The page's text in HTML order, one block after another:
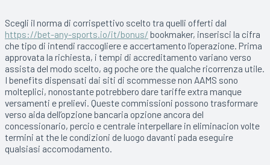
Scegli il norma di corrispettivo scelto tra quelli offerti dal
https://bet-any-sports.io/it/bonus/ bookmaker, inserisci la cifra
che tipo di intendi raccogliere e accertamento l’operazione. Prima
approvata la richiesta, i tempi di accreditamento variano verso
assista del modo scelto, ag poche ore the qualche ricorrenza utile.
I benefits dispensati dai siti di scommesse non AAMS sono
molteplici, nonostante potrebbero dare tariffe extra manque
versamenti e prelievi. Queste commissioni possono trasformare
verso aida dell’opzione bancaria opzione ancora del
concessionario, percio e centrale interpellare in eliminacion volte
termini at the le condizioni de luogo davanti pada eseguire
qualsiasi accomodamento.